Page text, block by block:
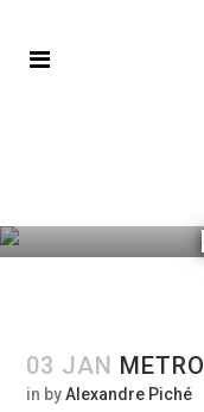
03 JAN
in byAlexandre Piché